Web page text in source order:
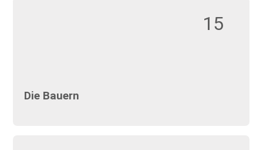
15
Die Bauern